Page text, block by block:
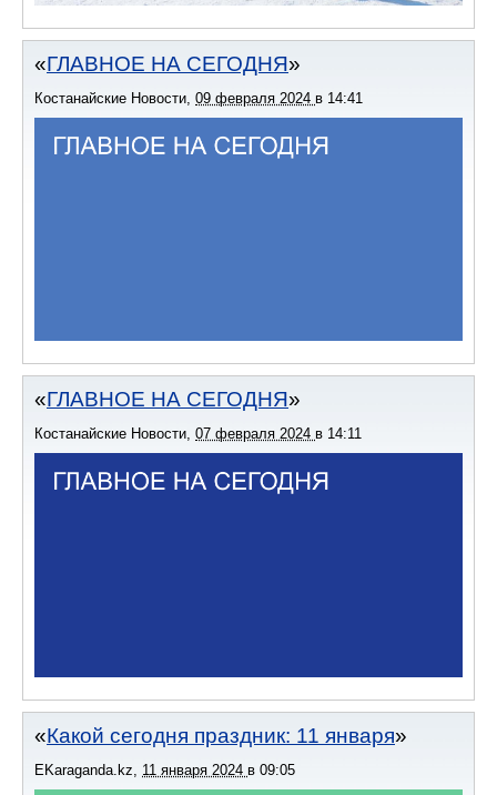
ГЛАВНОЕ НА СЕГОДНЯ
Костанайские Новости 09 февраля 2024 в 14:41
ГЛАВНОЕ НА СЕГОДНЯ
Костанайские Новости, 07 февраля 2024 в 14:11
Какой сегодня праздник: 11 января
EKaraganda.kz, 11 января 2024 в 09:05